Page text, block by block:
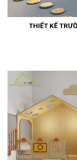
THIẾT KẾ